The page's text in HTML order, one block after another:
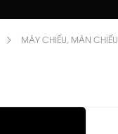
MÁY CHIẾU, MÀN CHIẾU